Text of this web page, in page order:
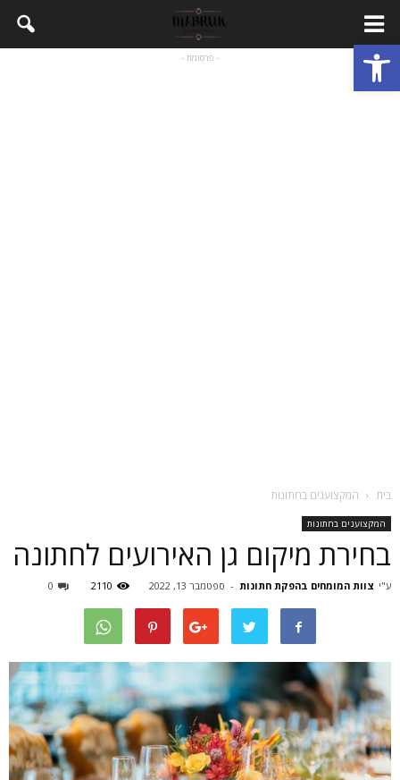
Open toolbar - פרסומת -
בית המקצוענים בחתונות
המקצוענים בחתונות
בחירת מיקום גן האירועים לחתונה
ע"י צוות המומחים בהפקת חתונות - ספטמבר 13, 2022 2110
0